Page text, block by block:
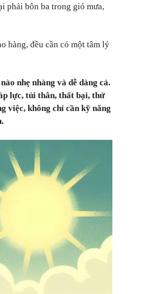
phải bôn ba trong gió mưa,
hàng, đều cần có một tâm lý
nhẹ nhàng và dễ dàng cả.
lực, tủi thân, thất bại, thử
việc, không chỉ cần kỹ năng